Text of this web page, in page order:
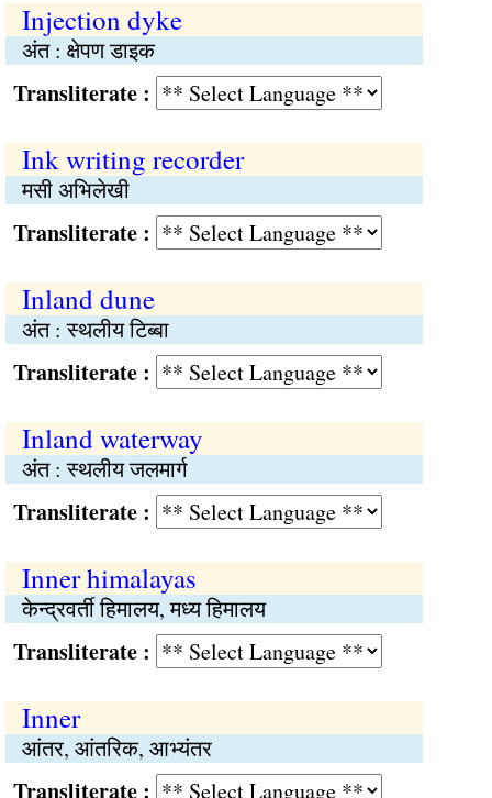
Injection dyke
अंत : क्षेपण डाइक
:
Ink writing recorder
मसी अभिलेखी
:
Inland dune
अंत : स्थलीय टिब्बा
:
Inland waterway
अंत : स्थलीय जलमार्ग
:
Inner himalayas
केन्द्रवर्ती हिमालय, मध्य हिमालय
:
Inner
आंतर, आंतरिक, आभ्यंतर
: